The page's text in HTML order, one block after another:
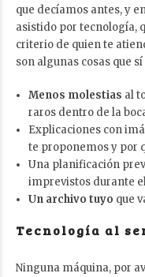
que decíamos antes, y
asistido por tecnología,
criterio de quien te
son algunas cosas que
Menos molestias al
raros dentro de la
Explicaciones con
te proponemos y por
Una planificación
imprevistos durante
Un archivo tuyo que
Tecnología al
Ninguna máquina, por